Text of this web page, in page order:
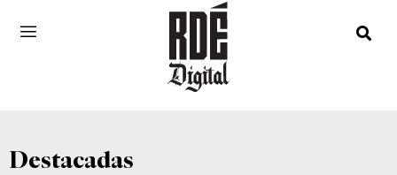
Destacadas